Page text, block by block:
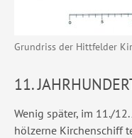
Grundriss der Hittfelder
11.
Wenig später, im 11./
hölzerne Kirchenschiff